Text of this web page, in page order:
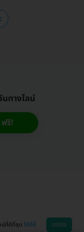
ทางไลน์
รี!
น์ที่ดีที่สุด ได้ที่นี่ ตกลง